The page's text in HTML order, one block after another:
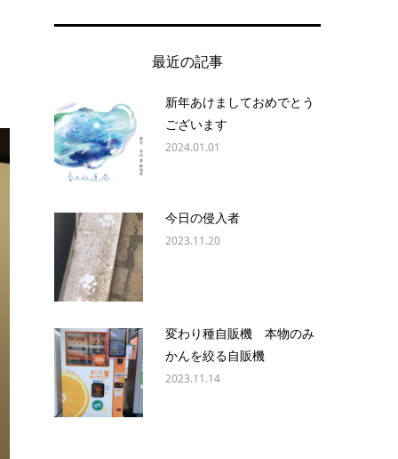
最近の記事
新年あけましておめでとう
ございます
2024.01.01
今日の侵入者
2023.11.20
変わり種自販機 本物のみ
かんを絞る自販機
2023.11.14